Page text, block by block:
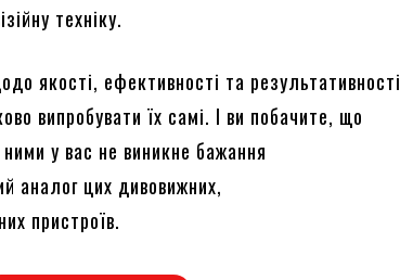
техніку.
якості, ефективності та результативності
випробувати їх самі. І ви побачите, що
у вас не виникне бажання
аналог цих дивовижних,
пристроїв.